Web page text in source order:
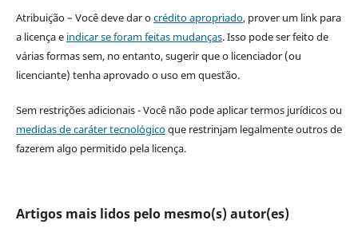
Atribuição – Você deve dar ocrédito apropriado, prover um link para
a licença e indicar se foram feitas mudanças. Isso pode ser feito de
várias formas sem, no entanto, sugerir que o licenciador (ou
licenciante) tenha aprovado o uso em questão.
Sem restrições adicionais - Você não pode aplicar termos jurídicos ou
medidas de caráter tecnológicoque restrinjam legalmente outros de
fazerem algo permitido pela licença.
Artigos mais lidos pelo mesmo(s) autor(es)